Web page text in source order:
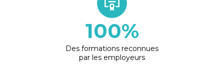
100%
Des formations reconnues
par les employeurs